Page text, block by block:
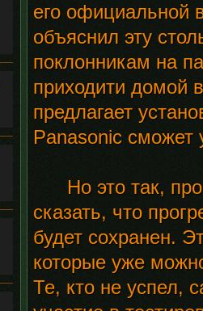
его официальной
объяснил эту
поклонникам на
приходити домой
предлагает
Panasonic
Но это так,
сказать, что
будет сохранен.
которые уже
Те, кто не успел,